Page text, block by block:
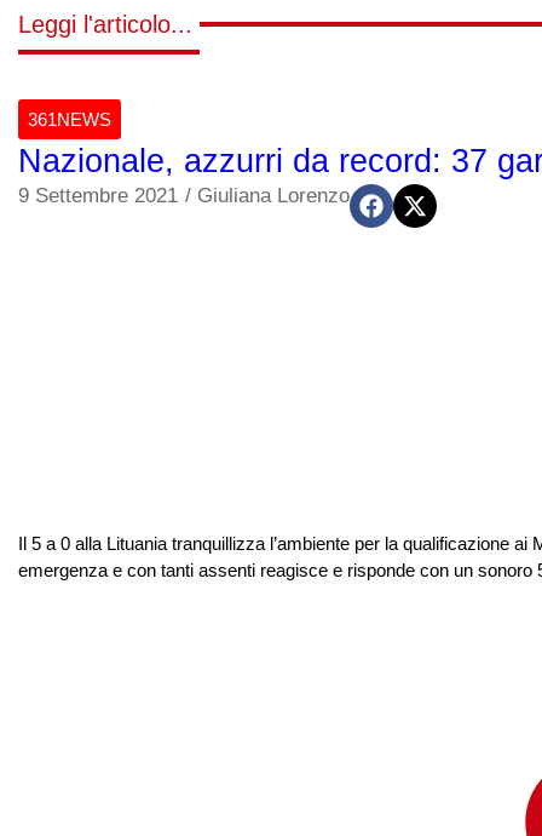
Leggi l'articolo...
361NEWS
Nazionale, azzurri da record: 37
9 Settembre 2021 / Giuliana Lorenzo
Il 5 a 0 alla Lituania tranquillizza l’ambiente per la qualificazione
emergenza e con tanti assenti reagisce e risponde con un sonoro